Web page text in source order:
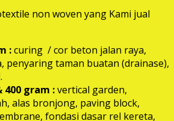
non woven yang Kami jual
:curing / cor beton jalan raya,
penyaring taman buatan (drainase),
400 gram :vertical garden,
alas bronjong, paving block,
fondasi dasar rel kereta,